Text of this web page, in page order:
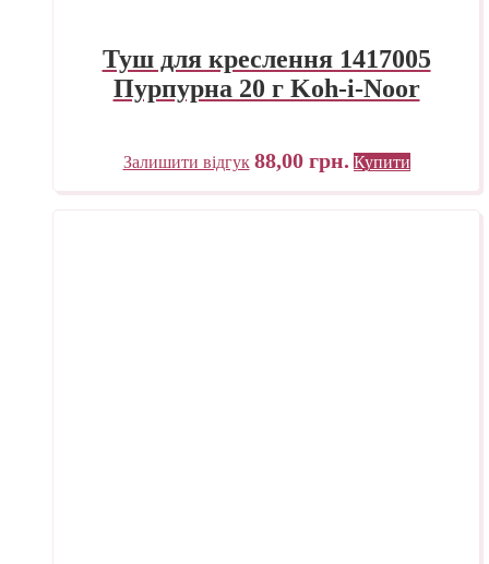
Туш для креслення 1417005
Пурпурна 20 г Koh-i-Noor
Залишити відгук 88,00 грн. Купити